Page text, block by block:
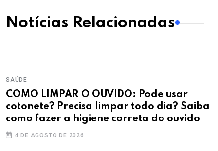
Notícias Relacionadas
SAÚDE
COMO LIMPAR O OUVIDO: Pode usar
cotonete? Precisa limpar todo dia? Saiba
como fazer a higiene correta do ouvido
4 DE AGOSTO DE 2026